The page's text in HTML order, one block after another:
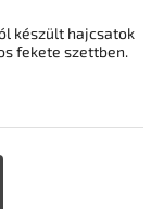
készült hajcsatok
fekete szettben.